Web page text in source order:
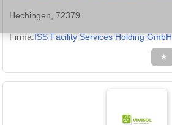
Hechingen, 72379
Firma:ISS Facility Services Holding GmbH
★